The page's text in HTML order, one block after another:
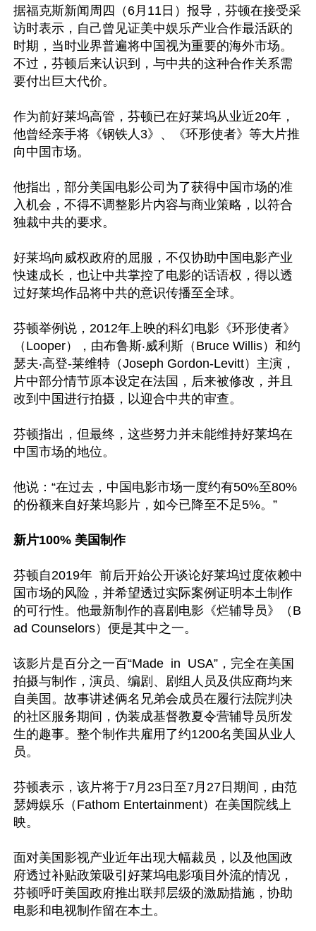
据福克斯新闻周四（6月11日）报导，芬顿在接受采
访时表示，自己曾见证美中娱乐产业合作最活跃的
时期，当时业界普遍将中国视为重要的海外市场。
不过，芬顿后来认识到，与中共的这种合作关系需
要付出巨大代价。
作为前好莱坞高管，芬顿已在好莱坞从业近20年，
他曾经亲手将《钢铁人3》、《环形使者》等大片推
向中国市场。
他指出，部分美国电影公司为了获得中国市场的准
入机会，不得不调整影片内容与商业策略，以符合
独裁中共的要求。
好莱坞向威权政府的屈服，不仅协助中国电影产业
快速成长，也让中共掌控了电影的话语权，得以透
过好莱坞作品将中共的意识传播至全球。
芬顿举例说，2012年上映的科幻电影《环形使者》
（Looper），由布鲁斯‧威利斯（Bruce Willis）和约
瑟夫‧高登-莱维特（Joseph Gordon-Levitt）主演，
片中部分情节原本设定在法国，后来被修改，并且
改到中国进行拍摄，以迎合中共的审查。
芬顿指出，但最终，这些努力并未能维持好莱坞在
中国市场的地位。
他说：“在过去，中国电影市场一度约有50%至80%
的份额来自好莱坞影片，如今已降至不足5%。”
新片100% 美国制作
芬顿自2019年  前后开始公开谈论好莱坞过度依赖中
国市场的风险，并希望透过实际案例证明本土制作
的可行性。他最新制作的喜剧电影《烂辅导员》（B
ad Counselors）便是其中之一。
该影片是百分之一百“Made  in  USA”，完全在美国
拍摄与制作，演员、编剧、剧组人员及供应商均来
自美国。故事讲述俩名兄弟会成员在履行法院判决
的社区服务期间，伪装成基督教夏令营辅导员所发
生的趣事。整个制作共雇用了约1200名美国从业人
员。
芬顿表示，该片将于7月23日至7月27日期间，由范
瑟姆娱乐（Fathom Entertainment）在美国院线上
映。
面对美国影视产业近年出现大幅裁员，以及他国政
府透过补贴政策吸引好莱坞电影项目外流的情况，
芬顿呼吁美国政府推出联邦层级的激励措施，协助
电影和电视制作留在本土。